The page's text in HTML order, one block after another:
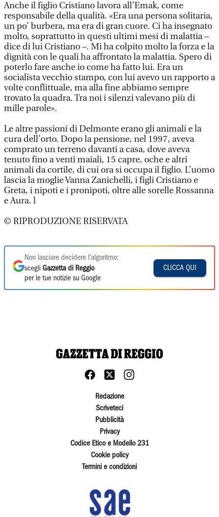
Anche il figlio Cristiano lavora all’Emak, come
responsabile della qualità. «Era una persona solitaria,
un po’ burbera, ma era di gran cuore. Ci ha insegnato
molto, soprattutto in questi ultimi mesi di malattia –
dice di lui Cristiano –. Mi ha colpito molto la forza e la
dignità con le quali ha affrontato la malattia. Spero di
poterlo fare anche io come ha fatto lui. Era un
socialista vecchio stampo, con lui avevo un rapporto a
volte conflittuale, ma alla fine abbiamo sempre
trovato la quadra. Tra noi i silenzi valevano più di
mille parole».
Le altre passioni di Delmonte erano gli animali e la
cura dell’orto. Dopo la pensione, nel 1997, aveva
comprato un terreno davanti a casa, dove aveva
tenuto fino a venti maiali, 15 capre, oche e altri
animali da cortile, di cui ora si occupa il figlio. L’uomo
lascia la moglie Vanna Zanichelli, i figli Cristiano e
Greta, i nipoti e i pronipoti, oltre alle sorelle Rossanna
e Aura. l
© RIPRODUZIONE RISERVATA
Non lasciare decidere l'algoritmo:
scegli Gazzetta di Reggio
per le tue notizie su Google
CLICCA QUI
Redazione
Scriveteci
Pubblicità
Privacy
Codice Etico e Modello 231
Cookie policy
Termini e condizioni